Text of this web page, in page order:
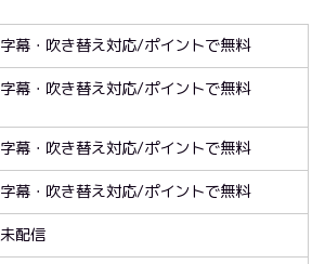
字幕・吹き替え対応/ポイントで無料
字幕・吹き替え対応/ポイントで無料
字幕・吹き替え対応/ポイントで無料
字幕・吹き替え対応/ポイントで無料
未配信